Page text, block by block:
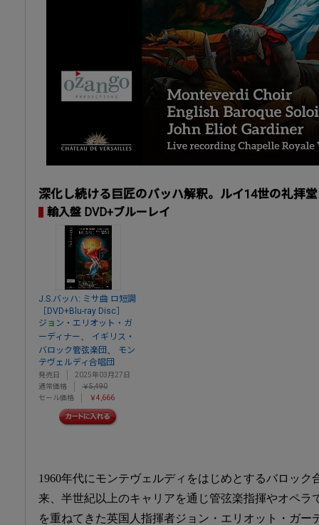
深化し続ける巨匠のバッハ解釈。ルイ14世の礼拝
輸入盤 DVD+ブルーレイ
J.S.バッハ: ミサ曲 ロ短調
［DVD+Blu-ray Disc］
ジョン・エリオット・ガ
ーディナー、
イギリス・
バロック管弦楽団 、
モン
テヴェルディ合唱団
発売日
2025年03月27日
通常価格
￥5,490
セール価格
￥4,666
1960年代にモンテヴェルディをはじめとするバロック
来、半世紀以上のキャリアを通じ管弦楽指揮やオペラ
を重ねてきた英国人指揮者ジョン・エリオット・ガー